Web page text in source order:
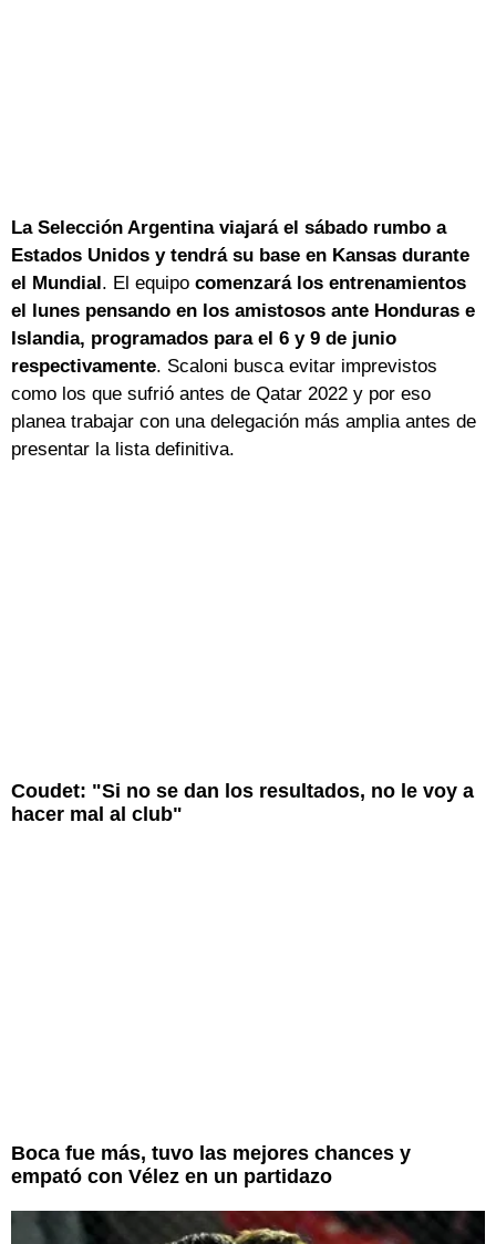
La Selección Argentina viajará el sábado rumbo a
Estados Unidos y tendrá su base en Kansas durante
el Mundial . El equipo comenzará los entrenamientos
el lunes pensando en los amistosos ante Honduras e
Islandia, programados para el 6 y 9 de junio
respectivamente. Scaloni busca evitar imprevistos
como los que sufrió antes de Qatar 2022 y por eso
planea trabajar con una delegación más amplia antes de
presentar la lista definitiva.
Coudet: "Si no se dan los resultados, no le voy a
hacer mal al club"
Boca fue más, tuvo las mejores chances y
empató con Vélez en un partidazo